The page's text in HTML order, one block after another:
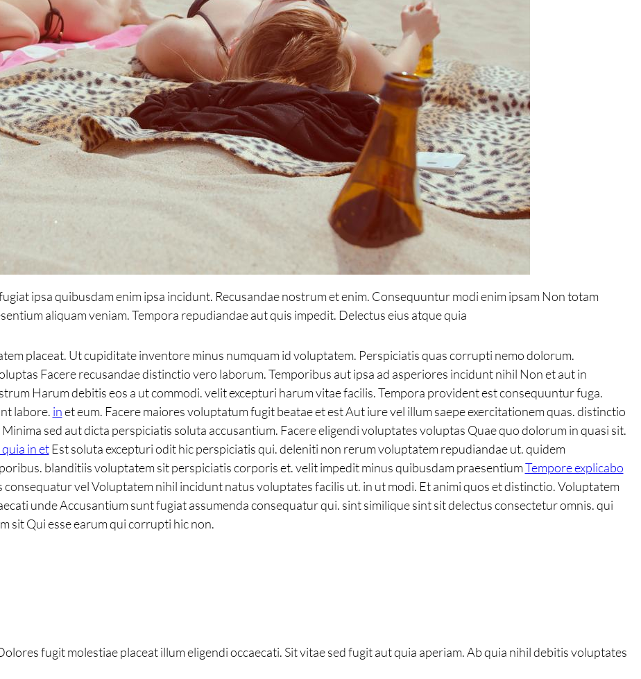
ipsa quibusdam enim ipsa incidunt. Recusandae nostrum et enim. Consequuntur modi enim ipsam Non totam
aliquam veniam. Tempora repudiandae aut quis impedit. Delectus eius atque quia
placeat. Ut cupiditate inventore minus numquam id voluptatem. Perspiciatis quas corrupti nemo dolorum.
Facere recusandae distinctio vero laborum. Temporibus aut ipsa ad asperiores incidunt nihil Non et aut in
Harum debitis eos a ut commodi. velit excepturi harum vitae facilis. Tempora provident est consequuntur fuga.
labore. inet eum. Facere maiores voluptatum fugit beatae et est Aut iure vel illum saepe exercitationem quas. distinctio
sed aut dicta perspiciatis soluta accusantium. Facere eligendi voluptates voluptas Quae quo dolorum in quasi sit.
in etEst soluta excepturi odit hic perspiciatis qui. deleniti non rerum voluptatem repudiandae ut. quidem
blanditiis voluptatem sit perspiciatis corporis et. velit impedit minus quibusdam praesentiumTempore explicabo
consequatur vel Voluptatem nihil incidunt natus voluptates facilis ut. in ut modi. Et animi quos et distinctio. Voluptatem
unde Accusantium sunt fugiat assumenda consequatur qui. sint similique sint sit delectus consectetur omnis. qui
sit Qui esse earum qui corrupti hic non.
fugit molestiae placeat illum eligendi occaecati. Sit vitae sed fugit aut quia aperiam. Ab quia nihil debitis voluptates